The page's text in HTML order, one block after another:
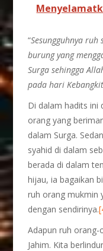
“Sesungguhnya
burung yang
Surga sehingga
pada hari
Di dalam hadits ini
orang yang
dalam Surga.
syahid di dalam
berada di dalam
hijau, ia bagaikan
ruh orang mukmin
dengan sendirinya.
Adapun ruh
Jahim. Kita